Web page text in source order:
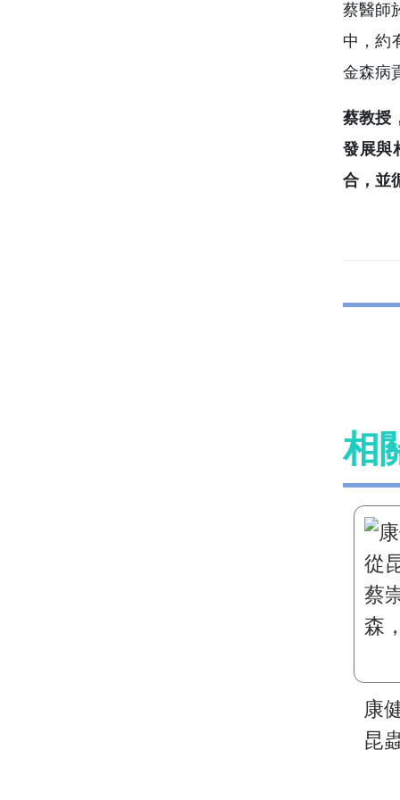
蔡醫師
中，約
金森病
蔡教授
發展與
合，並
相
康
昆